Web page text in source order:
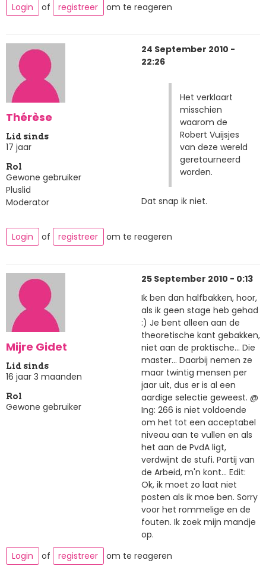
Login of registreer om te reageren
Thérèse
Lid sinds
17 jaar
Rol
Gewone gebruiker
Pluslid
Moderator
24 September 2010 -
22:26
Het verklaart
misschien
waarom de
Robert Vuijsjes
van deze wereld
geretourneerd
worden.
Dat snap ik niet.
Login of registreer om te reageren
Mijre Gidet
Lid sinds
16 jaar 3 maanden
Rol
Gewone gebruiker
25 September 2010 - 0:13
Ik ben dan halfbakken, hoor,
als ik geen stage heb gehad
:) Je bent alleen aan de
theoretische kant gebakken,
niet aan de praktische... Die
master... Daarbij nemen ze
maar twintig mensen per
jaar uit, dus er is al een
aardige selectie geweest. @
Ing: 266 is niet voldoende
om het tot een acceptabel
niveau aan te vullen en als
het aan de PvdA ligt,
verdwijnt de stufi. Partij van
de Arbeid, m'n kont... Edit:
Ok, ik moet zo laat niet
posten als ik moe ben. Sorry
voor het rommelige en de
fouten. Ik zoek mijn mandje
op.
Login
of registreer om te reageren